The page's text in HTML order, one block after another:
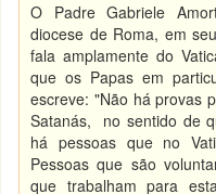
O Padre Gabriele
diocese de Roma, em
fala amplamente do
que os Papas em
escreve: "Não há provas
Satanás, no sentido de
há pessoas que no
Pessoas que são
que trabalham para